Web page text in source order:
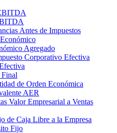
Antes de Impuestos
Agregado
Corporativo Efectiva
de Orden Económica
AER
Valor Empresarial a Ventas
de Caja Libre a la Empresa
Fijo